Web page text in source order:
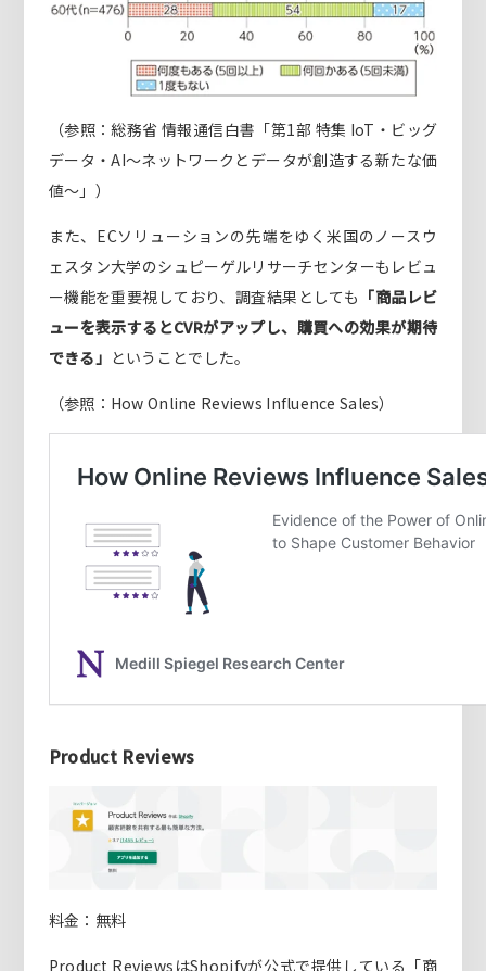
（参照：総務省 情報通信白書「第1部 特集 IoT・ビッグ
データ・AI～ネットワークとデータが創造する新たな価
値～」）
また、ECソリューションの先端をゆく米国のノースウ
ェスタン大学のシュピーゲルリサーチセンターもレビュ
ー機能を重要視しており、調査結果としても 「商品レビ
ューを表示するとCVRがアップし、購買への効果が期待
できる」 ということでした。
（参照：How Online Reviews Influence Sales）
Product Reviews
料金：無料
Product ReviewsはShopifyが公式で提供している「商